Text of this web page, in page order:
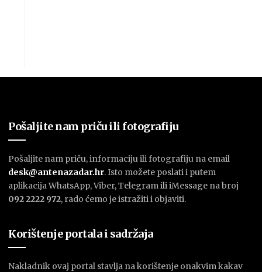
Pošaljite nam priču ili fotografiju
Pošaljite nam priču, informaciju ili fotografiju na email
desk@antenazadar.hr. Isto možete poslati i putem
aplikacija WhatsApp, Viber, Telegram ili iMessage na broj
092 2222 972, rado ćemo je istražiti i objaviti.
Korištenje portala i sadržaja
Nakladnik ovaj portal stavlja na korištenje onakvim kakav